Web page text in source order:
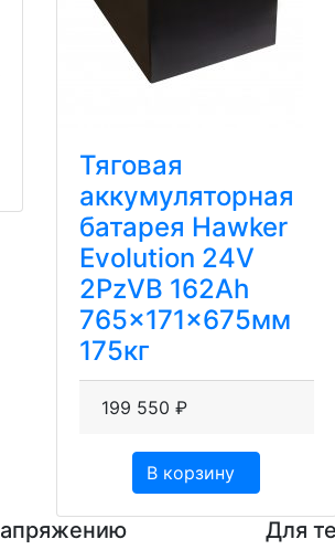
Тяговая
аккумуляторная
батарея Hawker
Evolution 24V
2PzVВ 162Ah
765x171x675мм
175кг
199 550 ₽
В корзину
Для